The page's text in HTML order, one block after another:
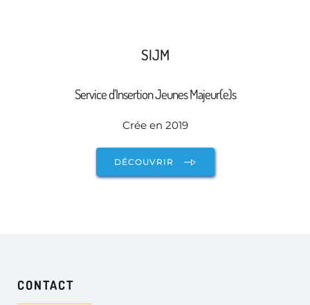
SIJM
Service d’Insertion Jeunes Majeur(e)s
Crée en 2019
DÉCOUVRIR
CONTACT